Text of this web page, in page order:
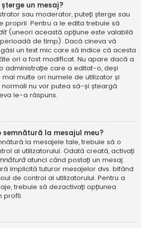
un mesaj?
sau moderator, puteți șterge sau
proprii. Pentru a le edita trebuie să
(uneori această opțiune este valabilă
de timp). Dacă cineva vă
un text mic care să indice că acesta
ori a fost modificat. Nu apare dacă a
administrație care a editat-o, deși
multe ori numele de utilizator și
normali nu vor putea să-și șteargă
le-a răspuns.
la mesajul meu?
la mesajele tale, trebuie să o
al utilizatorului. Odată creată, activați
atunci când postați un mesaj.
implicită tuturor mesajelor dvs. bifând
de control al utilizatorului. Pentru a
trebuie să dezactivați opțiunea
profil.